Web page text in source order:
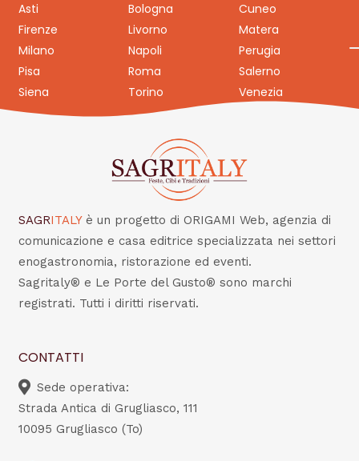
Asti Bologna
Cuneo
Firenze
Livorno
Matera
Milano
Napoli
Perugia
Pisa
Roma
Salerno
Siena
Torino Venezia
SAGRITALY è un progetto di ORIGAMI Web, agenzia di
comunicazione e casa editrice specializzata nei settori
enogastronomia, ristorazione ed eventi.
Sagritaly® e Le Porte del Gusto® sono marchi
registrati. Tutti i diritti riservati.
CONTATTI
Sede operativa:
Strada Antica di Grugliasco, 111
10095 Grugliasco (To)